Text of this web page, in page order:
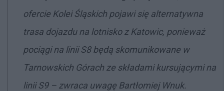
ofercie Kolei Śląskich pojawi się alternatywna
trasa dojazdu na lotnisko z Katowic, ponieważ
pociągi na linii S8 będą skomunikowane w
Tarnowskich Górach ze składami kursującymi na
linii S9 – zwraca uwagę Bartłomiej Wnuk.